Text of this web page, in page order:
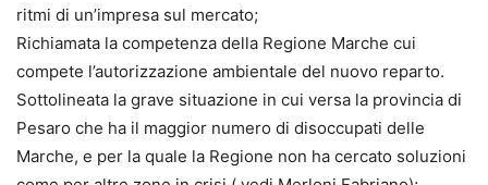
ritmi di un’impresa sul mercato;
Richiamata la competenza della Regione Marche cui
compete l’autorizzazione ambientale del nuovo reparto.
Sottolineata la grave situazione in cui versa la provincia di
Pesaro che ha il maggior numero di disoccupati delle
Marche, e per la quale la Regione non ha cercato soluzioni